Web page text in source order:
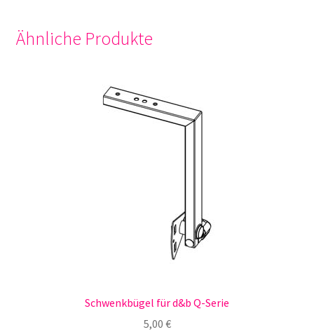
Ähnliche Produkte
Schwenkbügel für d&b Q-Serie
5,00 €